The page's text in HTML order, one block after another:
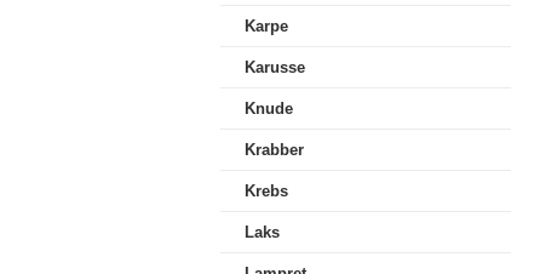
Karpe
Karusse
Knude
Krabber
Krebs
Laks